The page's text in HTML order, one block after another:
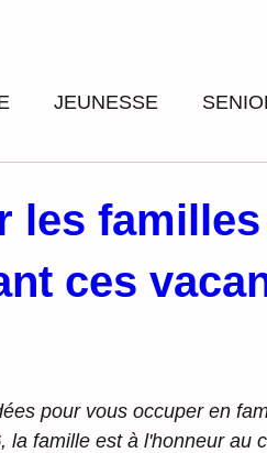
JEUNESSE
les familles
ces
pour vous occuper en
, la famille est à l'honneur au